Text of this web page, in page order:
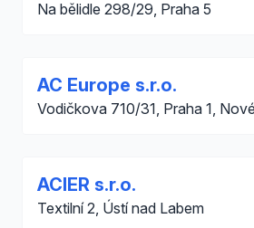
Na bělidle 298/29, Praha 5
AC Europe s.r.o.
Vodičkova 710/31, Praha 1,
ACIER s.r.o.
Textilní 2, Ústí nad Labem